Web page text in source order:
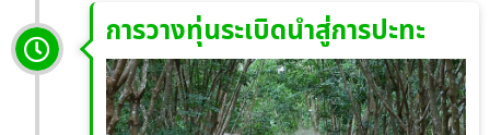
การวางทุ่นระเบิดนำสู่การปะทะ